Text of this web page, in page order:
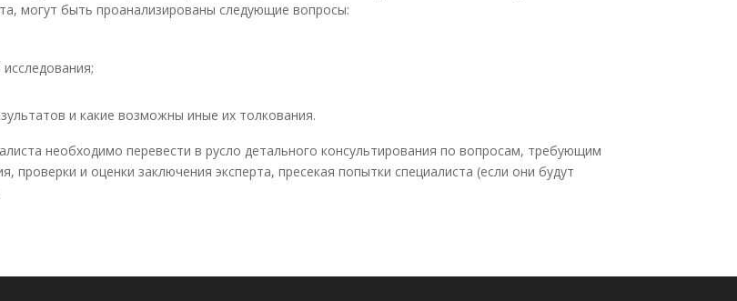
могут быть проанализированы следующие вопросы:
и какие возможны иные их толкования.
необходимо перевести в русло детального консультирования по вопросам, требующим
проверки и оценки заключения эксперта, пресекая попытки специалиста (если они будут